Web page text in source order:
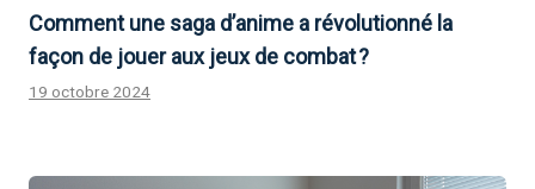
Comment une saga d’anime a révolutionné la
façon de jouer aux jeux de combat ?
19 octobre 2024